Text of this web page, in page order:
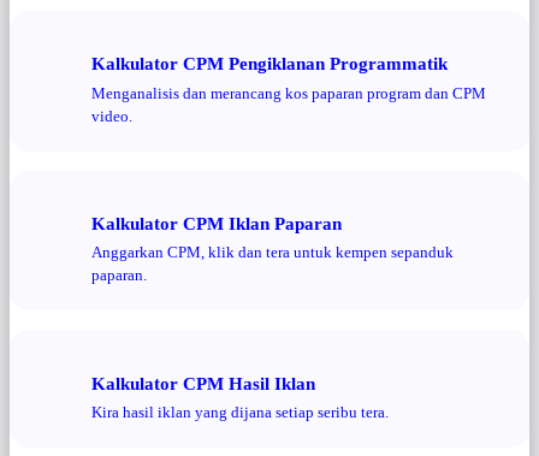
Kalkulator CPM Pengiklanan Programmatik
Menganalisis dan merancang kos paparan program dan CPM
video.
Kalkulator CPM Iklan Paparan
Anggarkan CPM, klik dan tera untuk kempen sepanduk
paparan.
Kalkulator CPM Hasil Iklan
Kira hasil iklan yang dijana setiap seribu tera.